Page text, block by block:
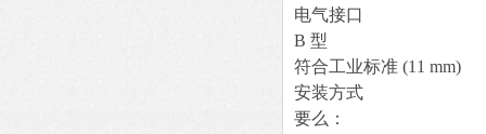
电气接口
B 型
符合工业标准 (11 mm)
安装方式
要么：